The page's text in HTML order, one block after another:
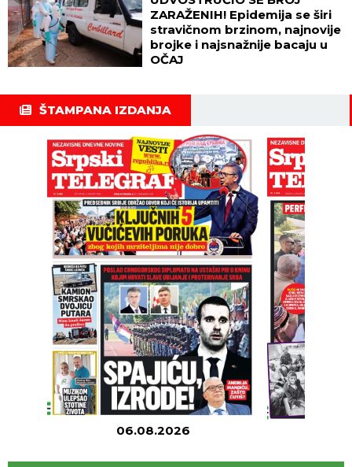
ZARAŽENIH! Epidemija se širi
stravičnom brzinom, najnovije
brojke i najsnažnije bacaju u
OČAJ
ŠTAMPANA IZDANJA
06.08.2026